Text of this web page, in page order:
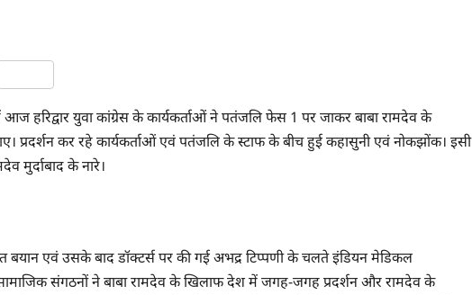
आज हरिद्वार युवा कांग्रेस के कार्यकर्ताओं ने पतंजलि फेस 1 पर जाकर बाबा रामदेव के
प्रदर्शन कर रहे कार्यकर्ताओं एवं पतंजलि के स्टाफ के बीच हुई कहासुनी एवं नोकझोंक। इसी
मुर्दाबाद के नारे।
बयान एवं उसके बाद डॉक्टर्स पर की गई अभद्र टिप्पणी के चलते इंडियन मेडिकल
संगठनों ने बाबा रामदेव के खिलाफ देश में जगह-जगह प्रदर्शन और रामदेव के